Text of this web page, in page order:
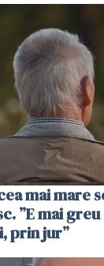
mai mare
”E mai greu
prin jur”